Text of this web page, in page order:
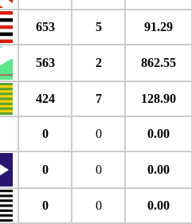
653 5 91.29
563 2 862.55
424 7 128.90
0 0 0.00
0 0 0.00
0 0
0.00